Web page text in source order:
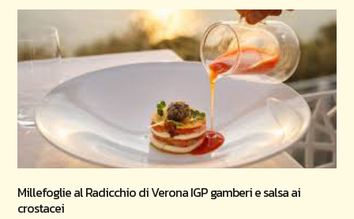
Millefoglie al Radicchio di Verona IGP gamberi e salsa ai
crostacei